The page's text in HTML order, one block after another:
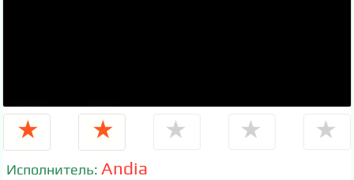
★ ★ ★ ★ ★
Исполнитель:Andia